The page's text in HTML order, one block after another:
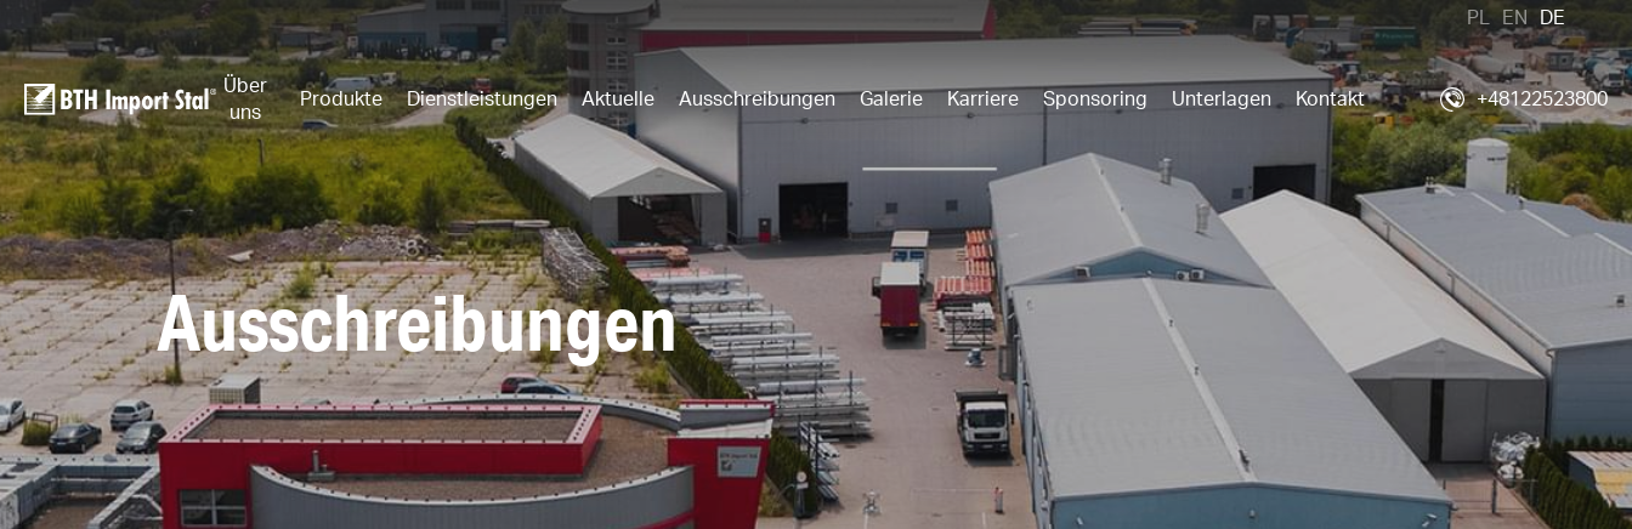
Über
uns
Produkte Dienstleistungen Aktuelle Ausschreibungen Galerie Karriere Sponsoring Unterlagen Kontakt
PL EN DE
+48122523800
Ausschreibungen